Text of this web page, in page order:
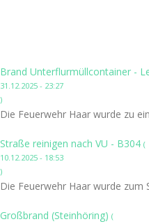
Brand Unterflurmüllcontainer -
31.12.2025 - 23:27
)
Die Feuerwehr Haar wurde zu
Straße reinigen nach VU - B304 (
10.12.2025 - 18:53
)
Die Feuerwehr Haar wurde zum
Großbrand (Steinhöring) (